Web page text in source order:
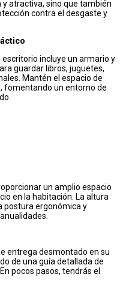
atractiva, sino que también
contra el desgaste y
escritorio incluye un armario y
guardar libros, juguetes,
Mantén el espacio de
fomentando un entorno de
un amplio espacio
en la habitación. La altura
postura ergonómica y
entrega desmontado en su
de una guía detallada de
pocos pasos, tendrás el